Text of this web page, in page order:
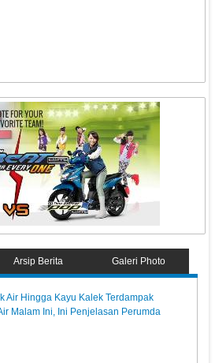
Arsip Berita Galeri Photo
Air Hingga Kayu Kalek Terdampak
Malam Ini, Ini Penjelasan Perumda